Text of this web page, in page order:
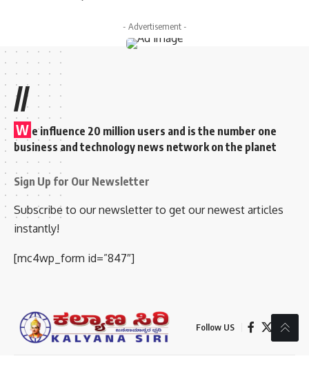
- Advertisement -
//
W e influence 20 million users and is the number one
business and technology news network on the planet
Sign Up for Our Newsletter
Subscribe to our newsletter to get our newest articles
instantly!
[mc4wp_form id=”847″]
Follow US